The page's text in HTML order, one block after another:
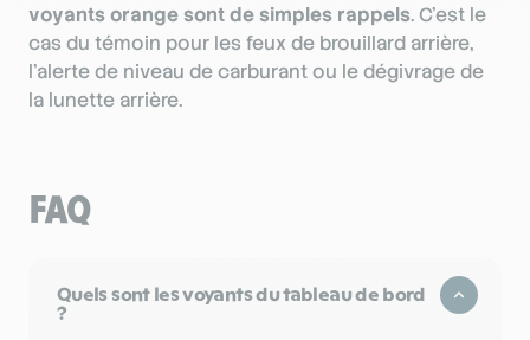
voyants orange sont de simples rappels. C’est le
cas du témoin pour les feux de brouillard arrière,
l’alerte de niveau de carburant ou le dégivrage de
la lunette arrière.
FAQ
Quels sont les voyants du tableau de bord
?